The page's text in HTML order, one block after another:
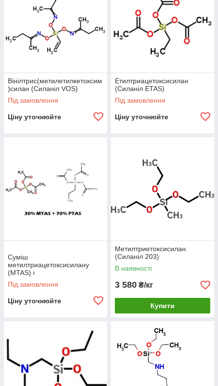
Вінілтрис(метилетилкетоксим
)силан (Силаніл VOS)
Під замовлення
Ціну уточнюйте
Етилтриацетоксисилан
(Силаніл ETAS)
Під замовлення
Ціну уточнюйте
Суміш
метилтриацетоксисилану
(MTAS) і
пропілтриацетоксисилану
(PTAS) (30:70%)
Під замовлення
Ціну уточнюйте
Метилтриетоксисилан
(Силаніл 203)
В наявності
3 580 ₴/кг
Купити